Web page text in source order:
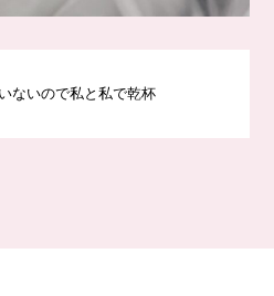
ないので私と私で乾杯